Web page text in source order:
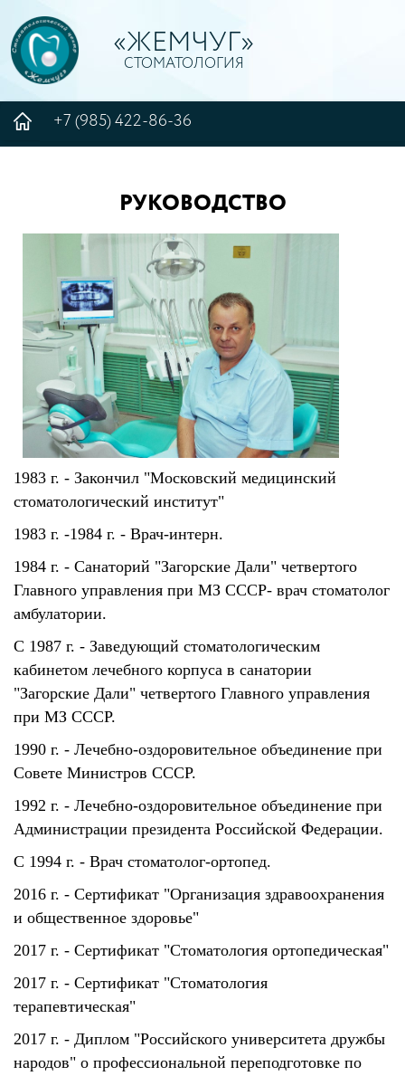
«ЖЕМЧУГ»
СТОМАТОЛОГИЯ
+7 (985) 422-86-36
РУКОВОДСТВО
1983 г. - Закончил "Московский медицинский
стоматологический институт"
1983 г. -1984 г. - Врач-интерн.
1984 г. - Cанаторий "Загорские Дали" четвертого
Главного управления при МЗ СССР- врач стоматолог
амбулатории.
С 1987 г. - Заведующий стоматологическим
кабинетом лечебного корпуса в санатории
"Загорские Дали" четвертого Главного управления
при МЗ СССР.
1990 г. - Лечебно-оздоровительное объединение при
Совете Министров СССР.
1992 г. - Лечебно-оздоровительное объединение при
Администрации президента Российской Федерации.
С 1994 г. - Врач стоматолог-ортопед.
2016 г. - Сертификат "Организация здравоохранения
и общественное здоровье"
2017 г. - Сертификат "Стоматология ортопедическая"
2017 г. - Сертификат "Стоматология
терапевтическая"
2017 г. - Диплом "Российского университета дружбы
народов" о профессиональной переподготовке по